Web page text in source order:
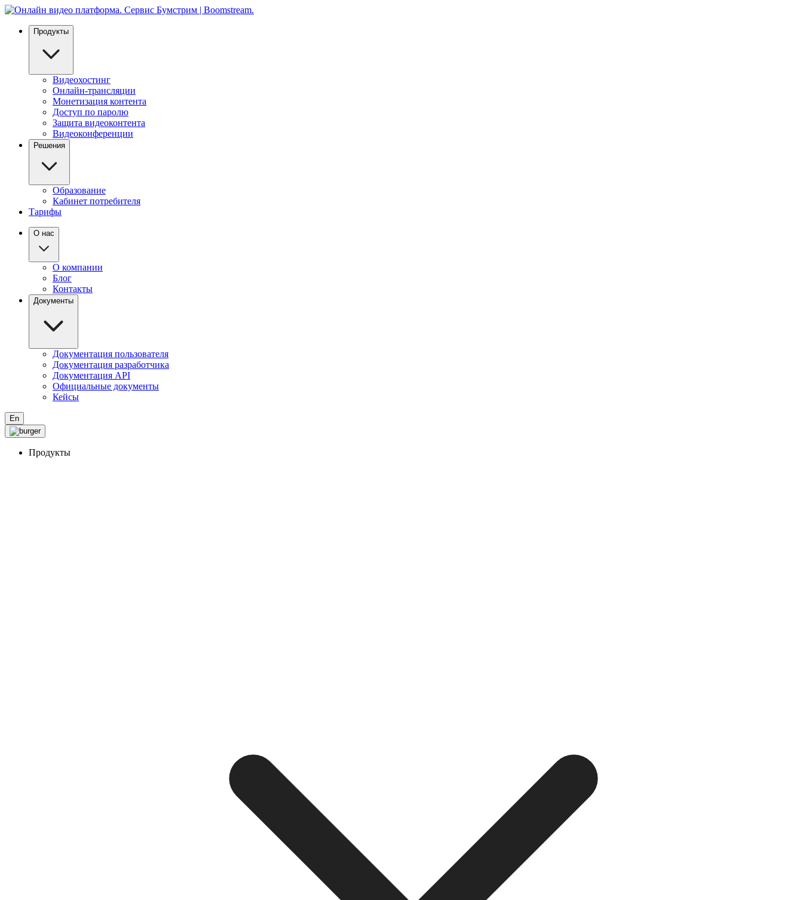
Продукты
Видеохостинг
Онлайн-трансляции
Монетизация контента
Доступ по паролю
Защита видеоконтента
Видеоконференции
Решения
Образование
Кабинет потребителя
Тарифы
О нас
О компании
Блог
Контакты
Документы
Документация пользователя
Документация разработчика
Документация API
Официальные документы
Кейсы
En
Продукты